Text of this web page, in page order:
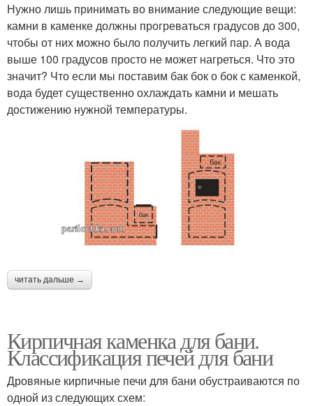
Нужно лишь принимать во внимание следующие вещи:
камни в каменке должны прогреваться градусов до 300,
чтобы от них можно было получить легкий пар. А вода
выше 100 градусов просто не может нагреться. Что это
значит? Что если мы поставим бак бок о бок с каменкой,
вода будет существенно охлаждать камни и мешать
достижению нужной температуры.
читать дальше →
Кирпичная каменка для бани.
Классификация печей для бани
Дровяные кирпичные печи для бани обустраиваются по
одной из следующих схем: